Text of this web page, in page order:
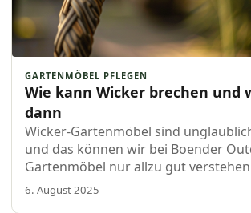
GARTENMÖBEL PFLEGEN
Wie kann Wicker brechen und
dann
Wicker-Gartenmöbel sind
und das können wir bei Boender
Gartenmöbel nur allzu gut
deinem Garten einen luxuriösen,
und sitzen herrlich bequem. Aber w…
6. August 2025